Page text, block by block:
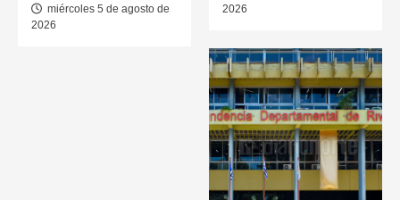
miércoles 5 de agosto de
2026
2026